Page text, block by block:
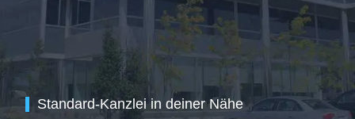
Standard-Kanzlei in deiner Nähe